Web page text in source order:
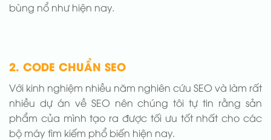
bùng nổ như hiện nay.
2. CODE CHUẨN SEO
Với kinh nghiệm nhiều năm nghiên cứu SEO và làm rất
nhiều dự án về SEO nên chúng tôi tự tin rằng sản
phẩm của mình tạo ra được tối ưu tốt nhất cho các
bộ máy tìm kiếm phổ biến hiện nay.